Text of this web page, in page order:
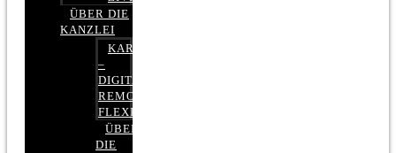
ÜBER DIE
KANZLEI
KARRIERE
–
DIGITAL,
REMOTE,
FLEXIBEL
ÜBER
DIE